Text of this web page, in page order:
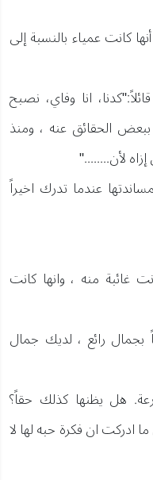
كانت عمياء بالنسبة إلى
انا وفاي، نصبح
الحقائق عنه ، ومنذ
لأن........"
عندما تدرك اخيراً
غائبة منه ، وانها كانت
بجمال رائع ، لديك جمال
هل يظنها كذلك حقاً؟
ادركت ان فكرة حبه لها لا